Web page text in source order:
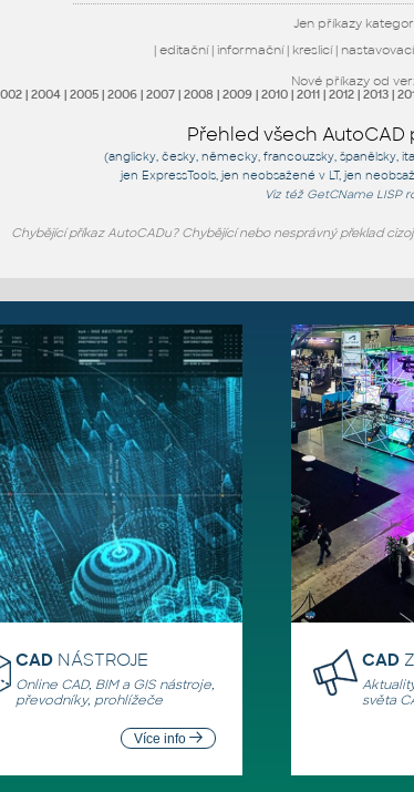
Jen příkazy
| editační| informační| kreslicí| nastavovací
Nové příkazy od
| 2004| 2005| 2006| 2007| 2008 | 2009| 2010| 2011| 2012| 2013|
Přehled všech AutoCAD
(anglicky, česky, německy, francouzsky, španělsky,
jen ExpressTools, jenneobsažené v LT, jen
Viz též GetCName LISP
Chybějící příkaz AutoCADu? Chybějící nebo nesprávný překlad
CAD NÁSTROJE
Online CAD, BIM a GIS nástroje,
převodníky, prohlížeče
Více info
CAD
světa